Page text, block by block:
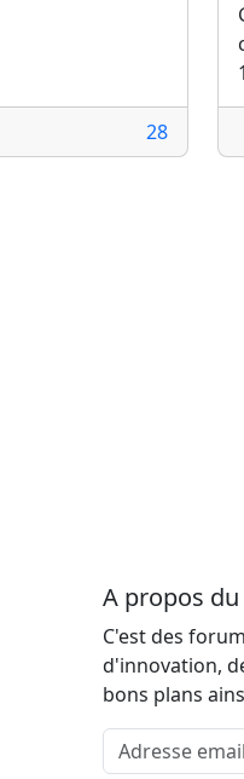
28
A propos
C'est des
d'innovation,
bons plans
Adresse email